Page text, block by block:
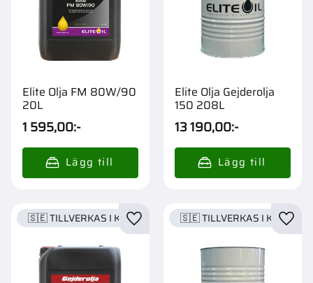
Elite Olja FM 80W/90
20L
1 595,00:-
Elite Olja Gejderolja
150 208L
13 190,00:-
🇸🇪 TILLVERKAS I KARLSTADLägg till i favoriter
🇸🇪 TILLVERKAS I